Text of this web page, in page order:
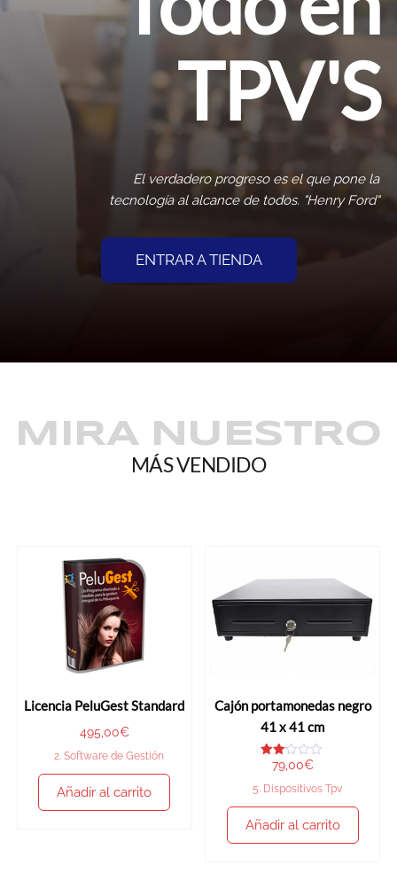
TPV'S
El verdadero progreso es el que pone la
tecnología al alcance de todos. "Henry Ford"
ENTRAR A TIENDA
MIRA NUESTRO
MÁS VENDIDO
Licencia PeluGest Standard
495,00€
2. Software de Gestión
Añadir al carrito
Cajón portamonedas negro
41 x 41 cm
Valo
con
2.00
de 5
79,00€
5. Dispositivos Tpv
Añadir al carrito